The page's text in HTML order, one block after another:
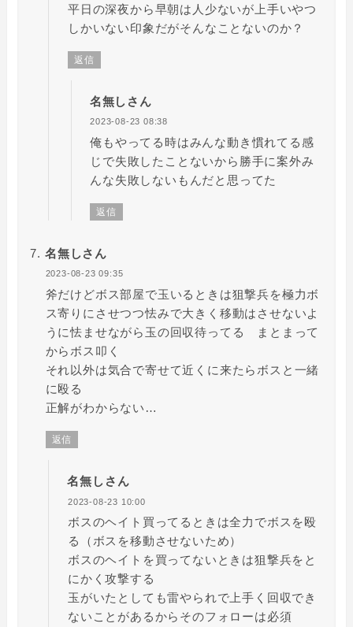
平日の深夜から早朝は人少ないが上手いやつ
しかいない印象だがそんなことないのか？
返信
名無しさん
2023-08-23 08:38
俺もやってる時はみんな動き慣れてる感
じで失敗したことないから勝手に案外み
んな失敗しないもんだと思ってた
返信
名無しさん
2023-08-23 09:35
斧だけどボス部屋で玉いるときは狙撃兵を極力ボ
ス寄りにさせつつ怯みで大きく移動はさせないよ
うに怯ませながら玉の回収待ってる まとまって
からボス叩く
それ以外は気合で寄せて近くに来たらボスと一緒
に殴る
正解がわからない…
返信
名無しさん
2023-08-23 10:00
ボスのヘイト買ってるときは全力でボスを殴
る（ボスを移動させないため）
ボスのヘイトを買ってないときは狙撃兵をと
にかく攻撃する
玉がいたとしても雷やられで上手く回収でき
ないことがあるからそのフォローは必須